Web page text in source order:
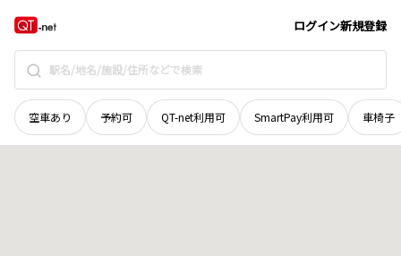
ログイン新規登録
空車あり 予約可 QT-net利用可 SmartPay利用可 車椅子
香川県